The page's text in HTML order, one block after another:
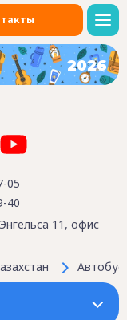
2026
05
40
11, офис